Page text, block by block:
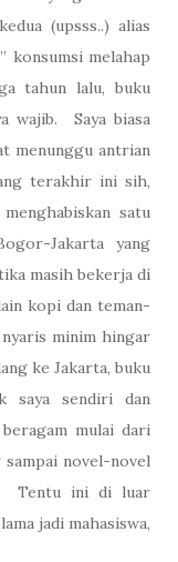
(upsss..) alias
konsumsi melahap
tahun lalu, buku
wajib.
Saya biasa
menunggu antrian
terakhir ini sih,
satu
Jakarta yang
masih bekerja di
kopi dan teman-
minim hingar
ke Jakarta, buku
saya sendiri dan
mulai dari
novel-novel
Tentu ini di luar
jadi mahasiswa,